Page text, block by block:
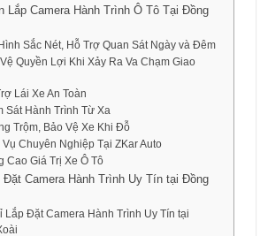
Lắp Camera Hành Trình Ô Tô Tại Đồng
Sắc Nét, Hỗ Trợ Quan Sát Ngày và Đêm
Quyền Lợi Khi Xảy Ra Va Chạm Giao
Lái Xe An Toàn
Sát Hành Trình Từ Xa
Trộm, Bảo Vệ Xe Khi Đỗ
Vụ Chuyên Nghiệp Tại ZKar Auto
Cao Giá Trị Xe Ô Tô
Đặt Camera Hành Trình Uy Tín tại Đồng
Lắp Đặt Camera Hành Trình Uy Tín tại